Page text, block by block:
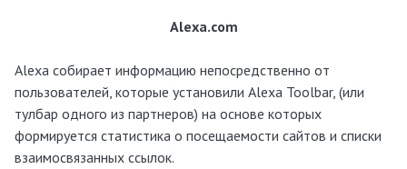
Alexa.com
Alexa собирает информацию непосредственно от
пользователей, которые установили Alexa Toolbar, (или
тулбар одного из партнеров) на основе которых
формируется статистика о посещаемости сайтов и списки
взаимосвязанных ссылок.